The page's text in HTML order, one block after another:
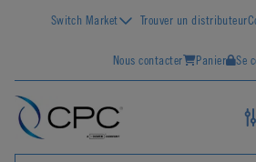
Switch Market Trouver un distributeur
Nous contacter Panier Se